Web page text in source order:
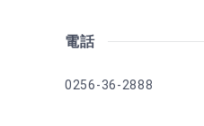
電話
0256-36-2888